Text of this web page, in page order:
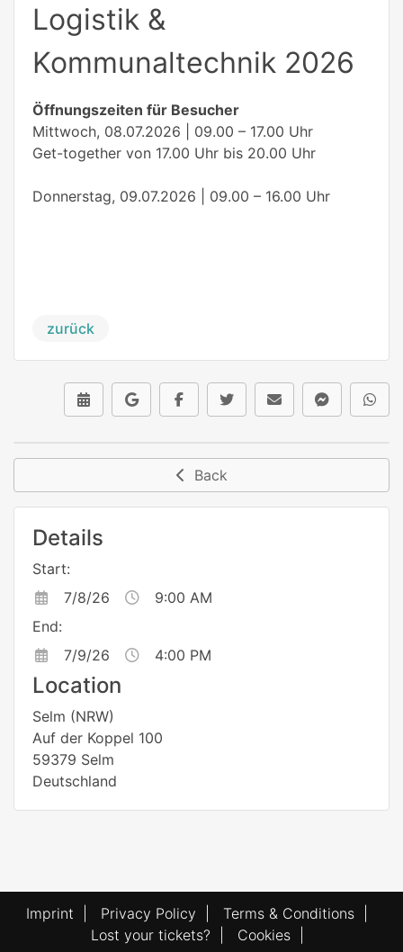
Logistik &
Kommunaltechnik 2026
Öffnungszeiten für Besucher
Mittwoch, 08.07.2026 | 09.00 – 17.00 Uhr
Get-together von 17.00 Uhr bis 20.00 Uhr
Donnerstag, 09.07.2026 | 09.00 – 16.00 Uhr
zurück
Back
Details
Start:
7/8/26
9:00 AM
End:
7/9/26
4:00 PM
Location
Selm (NRW)
Auf der Koppel 100
59379 Selm
Deutschland
Imprint Privacy Policy Terms & Conditions
Lost your tickets?
Cookies|